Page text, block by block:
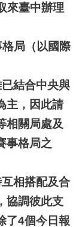
來臺中辦理
局（以國際
結合中央與
主，因此請
相關局處及
事格局之
相搭配及合
協調彼此支
了4個今日報